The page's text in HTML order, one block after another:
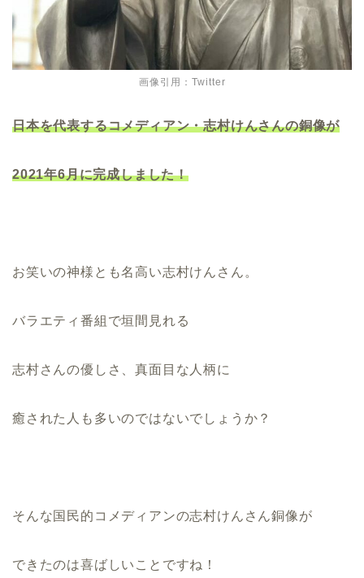
画像引用：Twitter
日本を代表するコメディアン・志村けんさんの銅像が
2021年6月に完成しました！
お笑いの神様とも名高い志村けんさん。
バラエティ番組で垣間見れる
志村さんの優しさ、真面目な人柄に
癒された人も多いのではないでしょうか？
そんな国民的コメディアンの志村けんさん銅像が
できたのは喜ばしいことですね！